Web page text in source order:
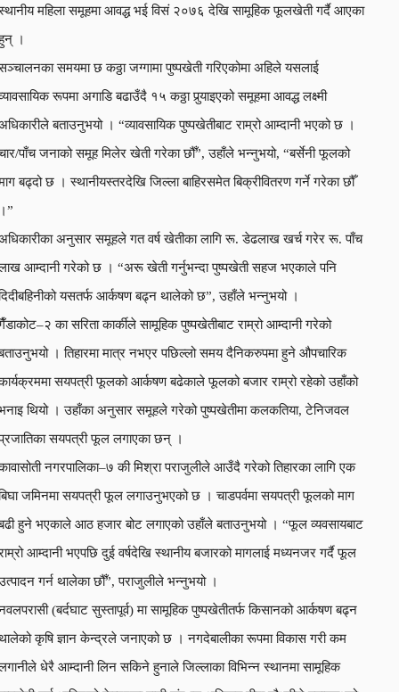
महिला समूहमा आवद्ध भई विसं २०७६ देखि सामूहिक फूलखेती गर्दै आएका
।
समयमा छ कठ्ठा जग्गामा पुष्पखेती गरिएकोमा अहिले यसलाई
रूपमा अगाडि बढाउँदै १५ कठ्ठा पुर्‍याइएको समूहमा आवद्ध लक्ष्मी
बताउनुभयो । “व्यावसायिक पुष्पखेतीबाट राम्रो आम्दानी भएको छ ।
पाँच जनाको समूह मिलेर खेती गरेका छौँ”, उहाँले भन्नुभयो, “बर्सेनी फूलको
बढ्दो छ । स्थानीयस्तरदेखि जिल्ला बाहिरसमेत बिक्रीवितरण गर्ने गरेका छौँ
अनुसार समूहले गत वर्ष खेतीका लागि रू. डेढलाख खर्च गरेर रू. पाँच
आम्दानी गरेको छ । “अरू खेती गर्नुभन्दा पुष्पखेती सहज भएकाले पनि
यसतर्फ आर्कषण बढ्न थालेको छ”, उहाँले भन्नुभयो ।
का सरिता कार्कीले सामूहिक पुष्पखेतीबाट राम्रो आम्दानी गरेको
। तिहारमा मात्र नभएर पछिल्लो समय दैनिकरुपमा हुने औपचारिक
सयपत्री फूलको आर्कषण बढेकाले फूलको बजार राम्रो रहेको उहाँको
थियो । उहाँका अनुसार समूहले गरेको पुष्पखेतीमा कलकतिया, टेनिजवल
सयपत्री फूल लगाएका छन् ।
नगरपालिका–७ की मिश्रा पराजुलीले आउँदै गरेको तिहारका लागि एक
जमिनमा सयपत्री फूल लगाउनुभएको छ । चाडपर्वमा सयपत्री फूलको माग
हुने भएकाले आठ हजार बोट लगाएको उहाँले बताउनुभयो । “फूल व्यवसायबाट
आम्दानी भएपछि दुई वर्षदेखि स्थानीय बजारको मागलाई मध्यनजर गर्दै फूल
गर्न थालेका छौँ”, पराजुलीले भन्नुभयो ।
(बर्दघाट सुस्तापूर्व) मा सामूहिक पुष्पखेतीतर्फ किसानको आर्कषण बढ्न
कृषि ज्ञान केन्द्रले जनाएको छ । नगदेबालीका रूपमा विकास गरी कम
धेरै आम्दानी लिन सकिने हुनाले जिल्लाका विभिन्न स्थानमा सामूहिक